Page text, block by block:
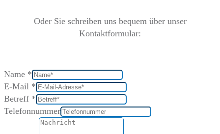
Oder Sie schreiben uns bequem über unser
Kontaktformular:
Name *
E-Mail *
Betreff *
Telefonnummer